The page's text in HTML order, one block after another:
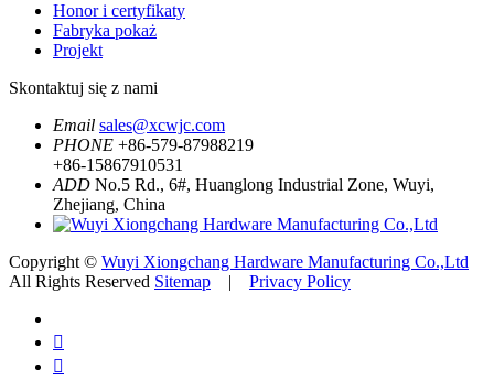
Honor i certyfikaty
Fabryka pokaż
Projekt
Skontaktuj się z nami
Email sales@xcwjc.com
PHONE +86-579-87988219
+86-15867910531
ADD No.5 Rd., 6#, Huanglong Industrial Zone, Wuyi,
Zhejiang, China
Copyright © Wuyi Xiongchang Hardware Manufacturing Co.,Ltd
All Rights Reserved Sitemap | Privacy Policy

